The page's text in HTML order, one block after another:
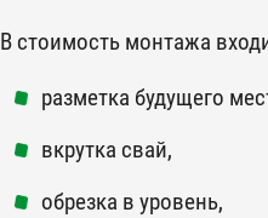
В стоимость монтажа
разметка будущего
вкрутка свай,
обрезка в уровень,